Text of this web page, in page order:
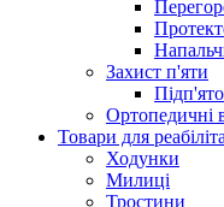
Захист п'яти
Ортопедичні
Товари для
Ходунки
Милиці
Тростини